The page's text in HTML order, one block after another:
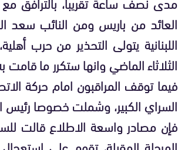
العائد من باريس ومن النائب سعد
الثلاثاء الماضي وانها ستكرر ما
فيما توقف المراقبون امام حركة
السراي الكبير، وشملت خصوصا رئيس
فإن مصادر واسعة الاطلاع قالت